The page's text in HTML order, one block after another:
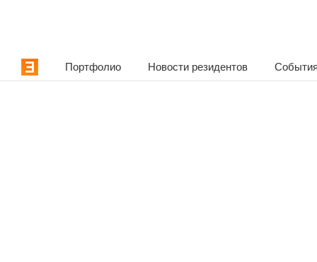
Портфолио Новости резидентов